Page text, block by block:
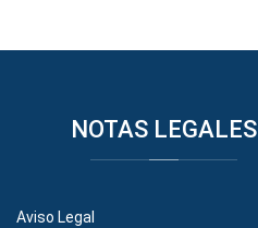
NOTASLEGALES
Aviso Legal